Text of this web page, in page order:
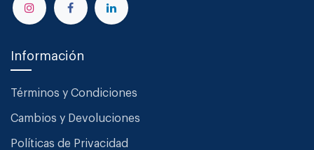
Información
Términos y Condiciones
Cambios y Devoluciones
Políticas de Privacidad